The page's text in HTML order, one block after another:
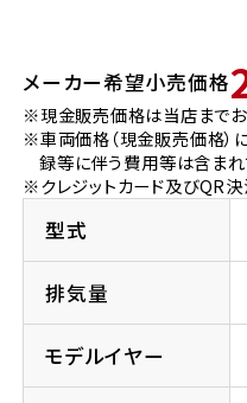
レンタルバイク
洋用品
イベント
法人向けサービス
お問い合わせ
メーカー希望小売価格
※現金販売価格は当店までお
※車両価格（現金販売価格）
録等に伴う費用等は含まれ
※クレジットカード及びQR
型式
排気量
モデルイヤー
宮城県
ホンダドリーム
ホンダドリーム
福島県
ホンダドリーム
ホンダドリーム
ホンダドリーム
ホンダドリーム
ホンダドリーム
ホンダドリーム
ホンダドリーム
ホンダドリーム
ホンダドリーム
ホンダドリーム
ホンダドリーム
ホンダドリーム
ホンダドリーム
ホンダドリーム
ホンダドリーム
京都府
広島県
ホンダドリーム
ホンダドリーム
徳島県
ホンダドリーム
ホンダドリーム
ホンダドリーム
ホンダドリーム
ホンダドリーム
熊本県